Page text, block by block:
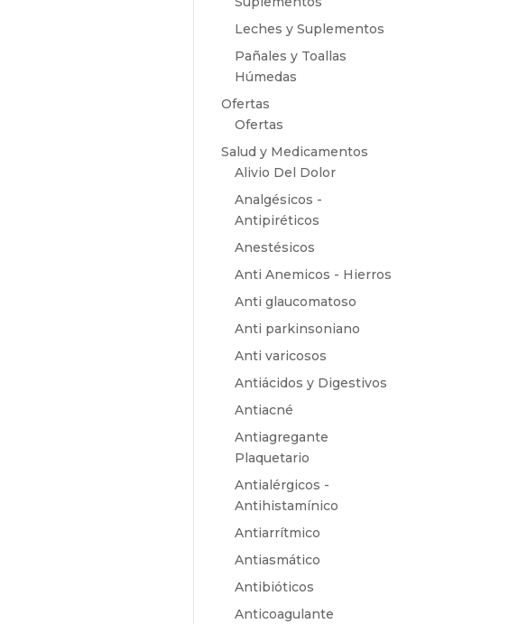
Leches y Suplementos
Pañales y Toallas
Húmedas
Ofertas
Ofertas
Salud y Medicamentos
Alivio Del Dolor
Analgésicos -
Antipiréticos
Anestésicos
Anti Anemicos - Hierros
Anti glaucomatoso
Anti parkinsoniano
Anti varicosos
Antiácidos y Digestivos
Antiacné
Antiagregante
Plaquetario
Antialérgicos -
Antihistamínico
Antiarrítmico
Antiasmático
Antibióticos
Anticoagulante